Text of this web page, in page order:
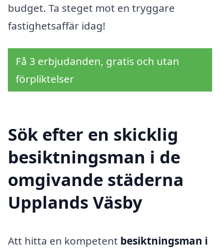
budget. Ta steget mot en tryggare
fastighetsaffär idag!
Få 3 erbjudanden, gratis och utan
förpliktelser
Sök efter en skicklig
besiktningsman i de
omgivande städerna
Upplands Väsby
Att hitta en kompetent besiktningsman i